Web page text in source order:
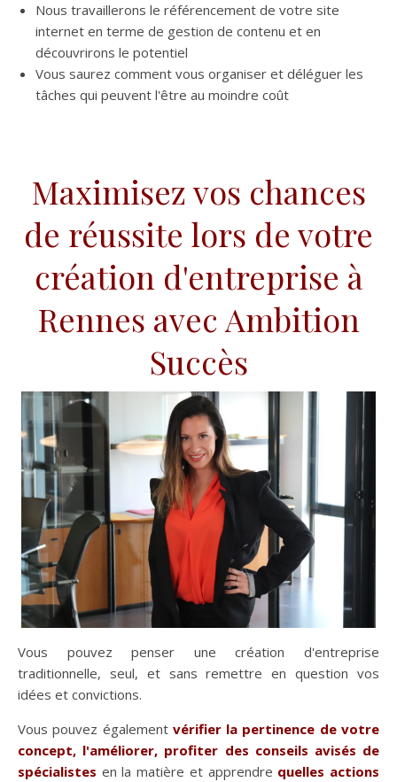
Nous travaillerons le référencement de votre site
internet en terme de gestion de contenu et en
découvrirons le potentiel
Vous saurez comment vous organiser et déléguer les
tâches qui peuvent l'être au moindre coût
Maximisez vos chances
de réussite lors de votre
création d'entreprise à
Rennes avec Ambition
Succès
Vous pouvez penser une création d'entreprise
traditionnelle, seul, et sans remettre en question vos
idées et convictions.
Vous pouvez égalementvérifier la pertinence de votre
concept, l'améliorer, profiter des conseils avisés de
spécialistes en la matière et apprendre quelles actions